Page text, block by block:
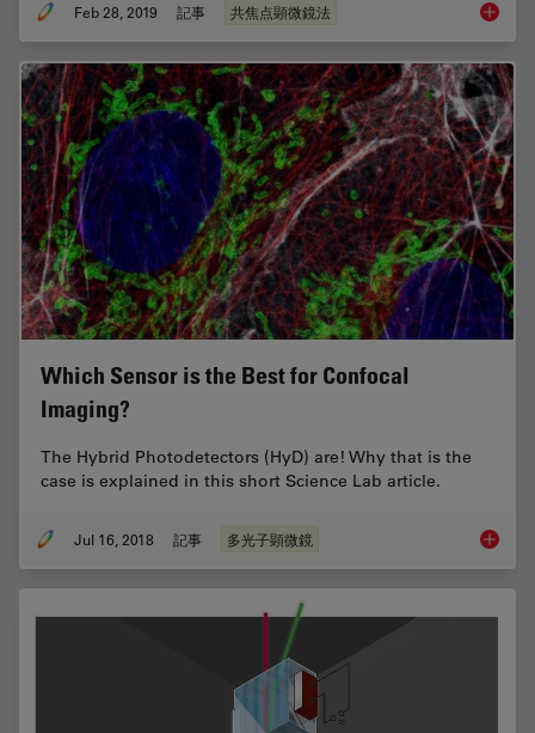
Feb 28, 2019 記事 共焦点顕微鏡法 What is
Which Sensor is the Best for Confocal
Imaging?
The Hybrid Photodetectors (HyD) are! Why that is the
case is explained in this short Science Lab article.
Jul 16, 2018 記事 多光子顕微鏡 Which